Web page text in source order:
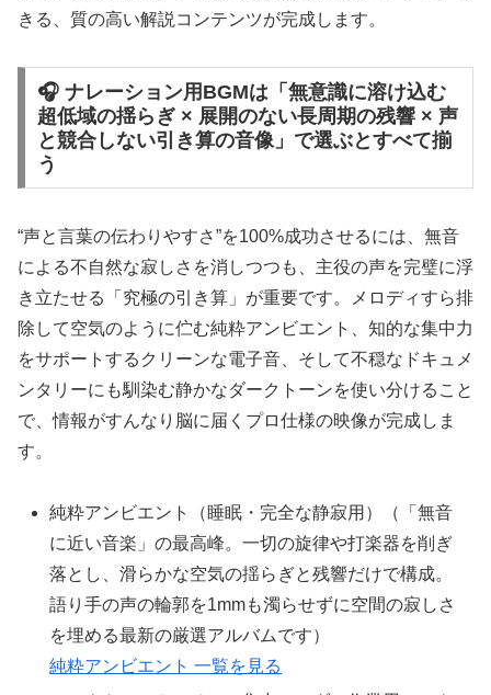
きる、質の高い解説コンテンツが完成します。
🎧 ナレーション用BGMは「無意識に溶け込む
超低域の揺らぎ × 展開のない長周期の残響 × 声
と競合しない引き算の音像」で選ぶとすべて揃
う
“声と言葉の伝わりやすさ”を100%成功させるには、無音
による不自然な寂しさを消しつつも、主役の声を完璧に浮
き立たせる「究極の引き算」が重要です。メロディすら排
除して空気のように伫む純粋アンビエント、知的な集中力
をサポートするクリーンな電子音、そして不穏なドキュメ
ンタリーにも馴染む静かなダークトーンを使い分けること
で、情報がすんなり脳に届くプロ仕様の映像が完成しま
す。
純粋アンビエント（睡眠・完全な静寂用）（「無音
に近い音楽」の最高峰。一切の旋律や打楽器を削ぎ
落とし、滑らかな空気の揺らぎと残響だけで構成。
語り手の声の輪郭を1mmも濁らせずに空間の寂しさ
を埋める最新の厳選アルバムです）
純粋アンビエント 一覧を見る